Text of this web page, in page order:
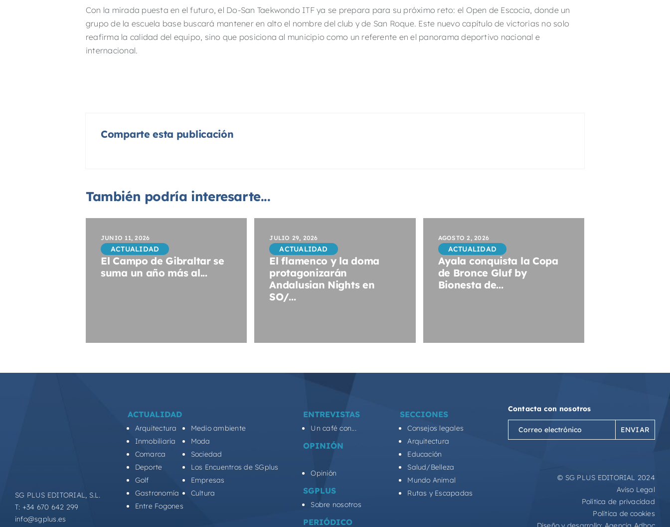
Con la mirada puesta en el futuro, el Do-San Taekwondo ITF ya se prepara para su próximo reto: el Open de Escocia, donde un
grupo de la escuela base buscará mantener en alto el nombre del club y de San Roque. Este nuevo capítulo de victorias no solo
reafirma la calidad del equipo, sino que posiciona al municipio como un referente en el panorama deportivo nacional e
internacional.
Comparte esta publicación
También podría interesarte...
JUNIO 11, 2026
ACTUALIDAD
El Campo de Gibraltar se
suma un año más al...
JULIO 29, 2026
ACTUALIDAD
El flamenco y la doma
protagonizarán
Andalusian Nights en
SO/...
AGOSTO 2, 2026
ACTUALIDAD
Ayala conquista la Copa
de Bronce Gluf by
Bionesta de...
SG PLUS EDITORIAL, S.L.
T: +34 670 642 299
info@sgplus.es
ACTUALIDAD
Arquitectura
Inmobiliaria
Comarca
Deporte
Golf
Gastronomía
Entre Fogones
Medio ambiente
Moda
Sociedad
Los Encuentros de SGplus
Empresas
Cultura
ENTREVISTAS
Un café con...
OPINIÓN
Opinión
SGPLUS
Sobre nosotros
PERIÓDICO
SECCIONES
Consejos legales
Arquitectura
Educación
Salud/Belleza
Mundo Animal
Rutas y Escapadas
Contacta con nosotros
Correo
electrónico
© SG PLUS EDITORIAL 2024
Aviso Legal
Política de privacidad
Política de cookies